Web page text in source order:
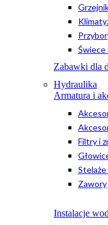
Świece
Zabawki dla
Hydraulika
Armatura i
Filtry i
Zawory
Instalacje